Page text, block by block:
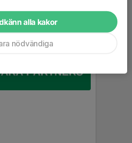
alla kakor
nödvändiga